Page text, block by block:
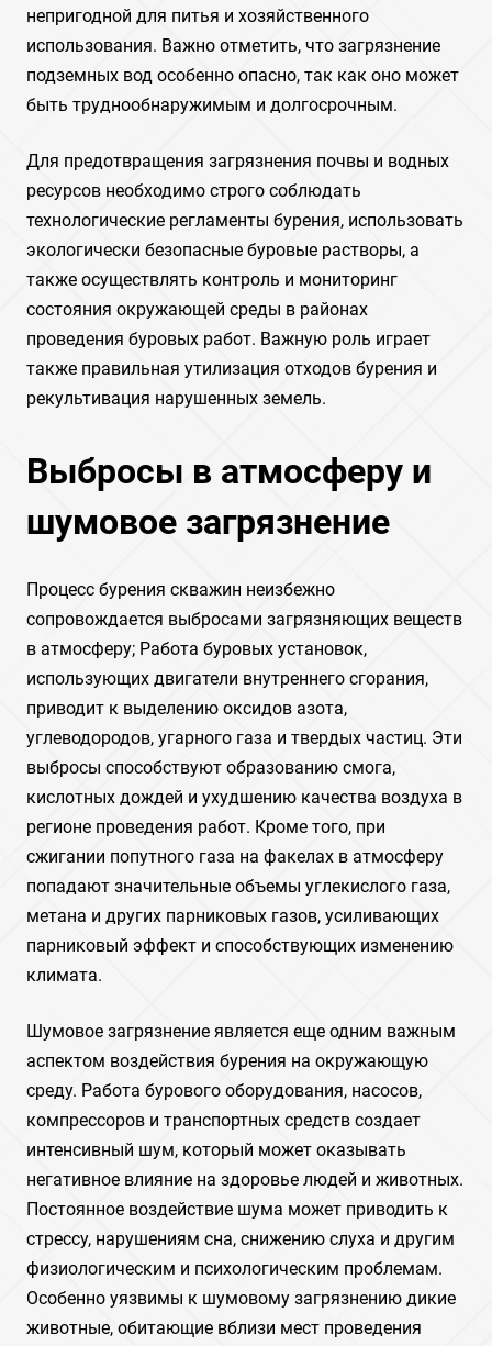
непригодной для питья и хозяйственного
использования. Важно отметить, что загрязнение
подземных вод особенно опасно, так как оно может
быть труднообнаружимым и долгосрочным.
Для предотвращения загрязнения почвы и водных
ресурсов необходимо строго соблюдать
технологические регламенты бурения, использовать
экологически безопасные буровые растворы, а
также осуществлять контроль и мониторинг
состояния окружающей среды в районах
проведения буровых работ. Важную роль играет
также правильная утилизация отходов бурения и
рекультивация нарушенных земель.
Выбросы в атмосферу и
шумовое загрязнение
Процесс бурения скважин неизбежно
сопровождается выбросами загрязняющих веществ
в атмосферу; Работа буровых установок,
использующих двигатели внутреннего сгорания,
приводит к выделению оксидов азота,
углеводородов, угарного газа и твердых частиц. Эти
выбросы способствуют образованию смога,
кислотных дождей и ухудшению качества воздуха в
регионе проведения работ. Кроме того, при
сжигании попутного газа на факелах в атмосферу
попадают значительные объемы углекислого газа,
метана и других парниковых газов, усиливающих
парниковый эффект и способствующих изменению
климата.
Шумовое загрязнение является еще одним важным
аспектом воздействия бурения на окружающую
среду. Работа бурового оборудования, насосов,
компрессоров и транспортных средств создает
интенсивный шум, который может оказывать
негативное влияние на здоровье людей и животных.
Постоянное воздействие шума может приводить к
стрессу, нарушениям сна, снижению слуха и другим
физиологическим и психологическим проблемам.
Особенно уязвимы к шумовому загрязнению дикие
животные, обитающие вблизи мест проведения